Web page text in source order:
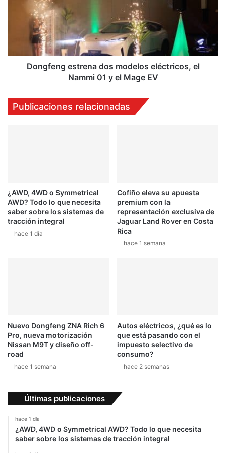
eléctricos,
y
Dongfeng estrena dos modelos eléctricos, el
Nammi 01 y el Mage EV
Publicaciones relacionadas
¿AWD, 4WD o Symmetrical
AWD? Todo lo que necesita
saber sobre los sistemas de
tracción integral
hace 1 día
Cofiño eleva su apuesta
premium con la
representación exclusiva de
Jaguar Land Rover en Costa
Rica
hace 1 semana
Nuevo Dongfeng ZNA Rich 6
Pro, nueva motorización
Nissan M9T y diseño off-
road
hace 1 semana
Autos eléctricos, ¿qué es lo
que está pasando con el
impuesto selectivo de
consumo?
hace 2 semanas
Últimas publicaciones
hace 1 día
¿AWD, 4WD o Symmetrical AWD? Todo lo que necesita
saber sobre los sistemas de tracción integral